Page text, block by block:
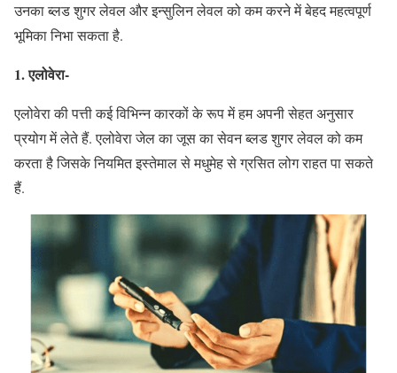
उनका ब्लड शुगर लेवल और इन्सुलिन लेवल को कम करने में बेहद महत्वपूर्ण
भूमिका निभा सकता है.
1. एलोवेरा-
एलोवेरा की पत्ती कई विभिन्न कारकों के रूप में हम अपनी सेहत अनुसार
प्रयोग में लेते हैं. एलोवेरा जेल का जूस का सेवन ब्लड शुगर लेवल को कम
करता है जिसके नियमित इस्तेमाल से मधुमेह से ग्रसित लोग राहत पा सकते
हैं.